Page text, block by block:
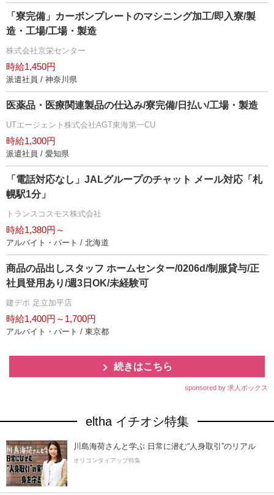
「寮完備」カーボンプレートのマシニング加工/即入寮/製
造・工場/工場・製造
株式会社京栄センター
時給1,450円
派遣社員 / 神奈川県
医薬品・医療関連製品の仕込み/寮完備/日払い/工場・製造
UTエージェント株式会社AGT東海第一CU
時給1,300円
派遣社員 / 愛知県
「電話対応なし」JALグループのチャット メール対応「札
幌駅1分」
トランスコスモス株式会社
時給1,380円～
アルバイト・パート / 北海道
商品の品出しスタッフ ホームセンター/0206d/制服貸与/正
社員登用あり/週3日OK/未経験可
建デポ 足立加平店
時給1,400円～1,700円
アルバイト・パート / 東京都
続きはこちら
sponsored by 求人ボックス
eltha イチオシ特集
川島海荷さんと学ぶ 日常に潜む“人身取引”のリアル
オリコンタイアップ特集